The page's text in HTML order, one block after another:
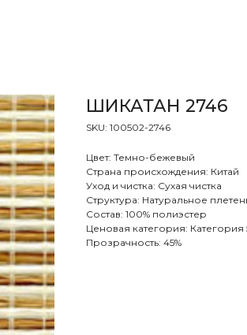
ШИКАТАН 2746
SKU: 100502-2746
Цвет: Темно-бежевый
Страна происхождения: Китай
Уход и чистка: Сухая чистка
Структура: Натуральное
Состав: 100% полиэстер
Ценовая категория: Категория
Прозрачность: 45%